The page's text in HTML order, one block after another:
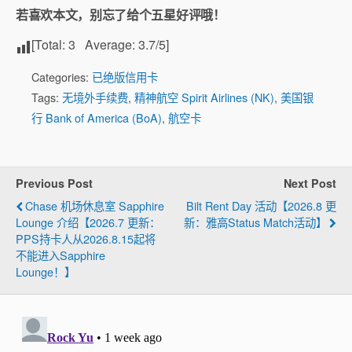
若喜欢本文，别忘了给个五星好评哦！
[Total: 3 Average: 3.7/5]
Categories: 已绝版信用卡
Tags: 无境外手续费, 精神航空 Spirit Airlines (NK), 美国银
行 Bank of America (BoA), 航空卡
Previous Post
Chase 机场休息室 Sapphire
Lounge 介绍【2026.7 更新：
PPS持卡人从2026.8.15起将
不能进入Sapphire
Lounge！】
Next Post
Bilt Rent Day 活动【2026.8 更
新：雅高Status Match活动】